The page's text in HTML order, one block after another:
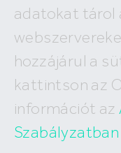
adatokat tárol
hozzájárul a
kattintson az
információt az
Szabályzatban
+36